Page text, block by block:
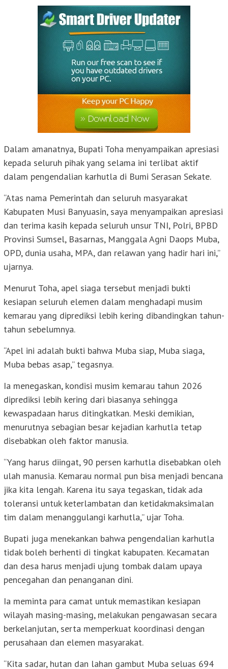
Dalam amanatnya, Bupati Toha menyampaikan apresiasi
kepada seluruh pihak yang selama ini terlibat aktif
dalam pengendalian karhutla di Bumi Serasan Sekate.
“Atas nama Pemerintah dan seluruh masyarakat
Kabupaten Musi Banyuasin, saya menyampaikan apresiasi
dan terima kasih kepada seluruh unsur TNI, Polri, BPBD
Provinsi Sumsel, Basarnas, Manggala Agni Daops Muba,
OPD, dunia usaha, MPA, dan relawan yang hadir hari ini,”
ujarnya.
Menurut Toha, apel siaga tersebut menjadi bukti
kesiapan seluruh elemen dalam menghadapi musim
kemarau yang diprediksi lebih kering dibandingkan tahun-
tahun sebelumnya.
“Apel ini adalah bukti bahwa Muba siap, Muba siaga,
Muba bebas asap,” tegasnya.
Ia menegaskan, kondisi musim kemarau tahun 2026
diprediksi lebih kering dari biasanya sehingga
kewaspadaan harus ditingkatkan. Meski demikian,
menurutnya sebagian besar kejadian karhutla tetap
disebabkan oleh faktor manusia.
“Yang harus diingat, 90 persen karhutla disebabkan oleh
ulah manusia. Kemarau normal pun bisa menjadi bencana
jika kita lengah. Karena itu saya tegaskan, tidak ada
toleransi untuk keterlambatan dan ketidakmaksimalan
tim dalam menanggulangi karhutla,” ujar Toha.
Bupati juga menekankan bahwa pengendalian karhutla
tidak boleh berhenti di tingkat kabupaten. Kecamatan
dan desa harus menjadi ujung tombak dalam upaya
pencegahan dan penanganan dini.
Ia meminta para camat untuk memastikan kesiapan
wilayah masing-masing, melakukan pengawasan secara
berkelanjutan, serta memperkuat koordinasi dengan
perusahaan dan elemen masyarakat.
“Kita sadar, hutan dan lahan gambut Muba seluas 694